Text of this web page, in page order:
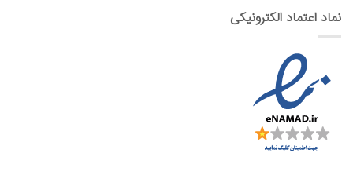
نماد اعتماد الکترونیکی